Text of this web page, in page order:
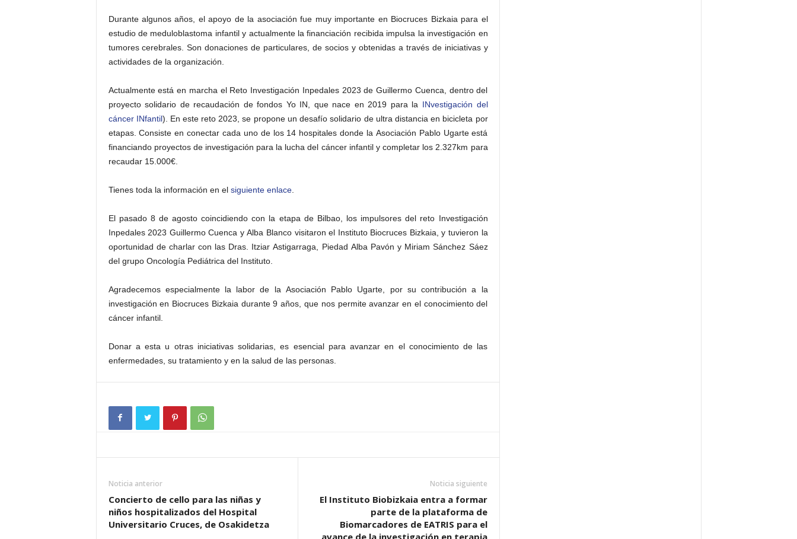
Durante algunos años, el apoyo de la asociación fue muy importante en Biocruces Bizkaia para el
estudio de meduloblastoma infantil y actualmente la financiación recibida impulsa la investigación en
tumores cerebrales. Son donaciones de particulares, de socios y obtenidas a través de iniciativas y
actividades de la organización.
Actualmente está en marcha el Reto Investigación Inpedales 2023 de Guillermo Cuenca, dentro del
proyecto solidario de recaudación de fondos Yo IN, que nace en 2019 para la INvestigación del
cáncer INfantil). En este reto 2023, se propone un desafío solidario de ultra distancia en bicicleta por
etapas. Consiste en conectar cada uno de los 14 hospitales donde la Asociación Pablo Ugarte está
financiando proyectos de investigación para la lucha del cáncer infantil y completar los 2.327km para
recaudar 15.000€.
Tienes toda la información en el siguiente enlace.
El pasado 8 de agosto coincidiendo con la etapa de Bilbao, los impulsores del reto Investigación
Inpedales 2023 Guillermo Cuenca y Alba Blanco visitaron el Instituto Biocruces Bizkaia, y tuvieron la
oportunidad de charlar con las Dras. Itziar Astigarraga, Piedad Alba Pavón y Miriam Sánchez Sáez
del grupo Oncología Pediátrica del Instituto.
Agradecemos especialmente la labor de la Asociación Pablo Ugarte, por su contribución a la
investigación en Biocruces Bizkaia durante 9 años, que nos permite avanzar en el conocimiento del
cáncer infantil.
Donar a esta u otras iniciativas solidarias, es esencial para avanzar en el conocimiento de las
enfermedades, su tratamiento y en la salud de las personas.
Noticia anterior
Concierto de cello para las niñas y
niños hospitalizados del Hospital
Universitario Cruces, de Osakidetza
Noticia siguiente
El Instituto Biobizkaia entra a formar
parte de la plataforma de
Biomarcadores de EATRIS para el
avance de la investigación en terapia